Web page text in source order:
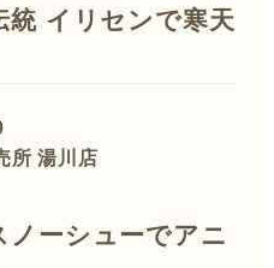
統 イリセンで寒天
所 湯川店
ノーシューでアニ